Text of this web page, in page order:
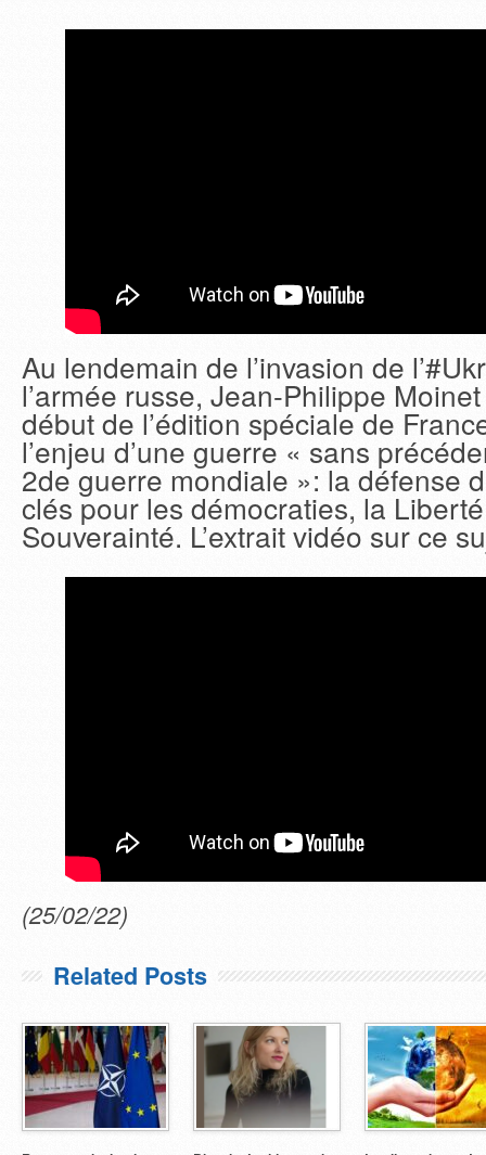
Au lendemain de l’invasion de
l’armée russe, Jean-Philippe
début de l’édition spéciale de
l’enjeu d’une guerre « sans
2de guerre mondiale »: la défense
clés pour les démocraties, la
Souverainté. L’extrait vidéo sur ce
(25/02/22)
Related Posts